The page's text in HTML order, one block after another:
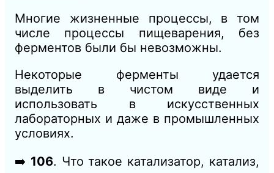
Многие жизненные процессы, в том
числе процессы пищеварения, без
ферментов были бы невозможны.
Некоторые ферменты удается
выделить в чистом виде и
использовать в искусственных
лабораторных и даже в промышленных
условиях.
➡️ 106. Что такое катализатор, катализ,